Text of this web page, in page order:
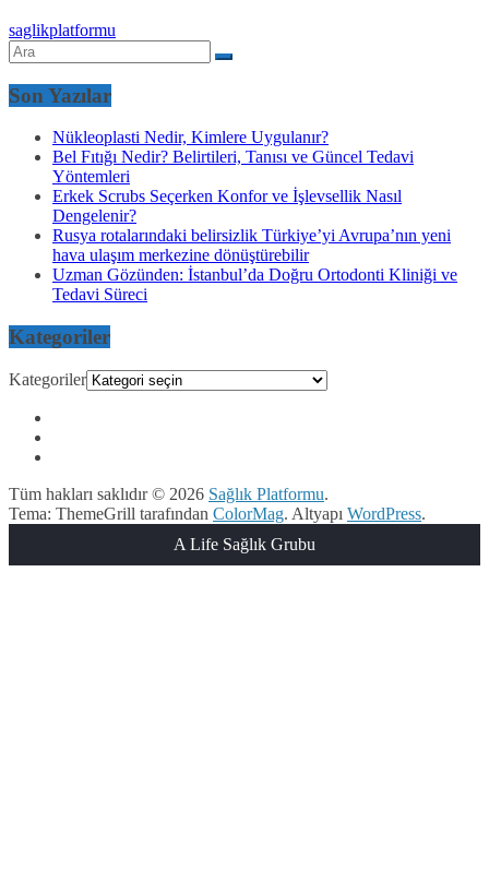
saglikplatformu
Son Yazılar
Nükleoplasti Nedir, Kimlere Uygulanır?
Bel Fıtığı Nedir? Belirtileri, Tanısı ve Güncel Tedavi
Yöntemleri
Erkek Scrubs Seçerken Konfor ve İşlevsellik Nasıl
Dengelenir?
Rusya rotalarındaki belirsizlik Türkiye’yi Avrupa’nın yeni
hava ulaşım merkezine dönüştürebilir
Uzman Gözünden: İstanbul’da Doğru Ortodonti Kliniği ve
Tedavi Süreci
Kategoriler
Kategoriler
Tüm hakları saklıdır © 2026 Sağlık Platformu.
Tema: ThemeGrill tarafından ColorMag. Altyapı WordPress.
A Life Sağlık Grubu